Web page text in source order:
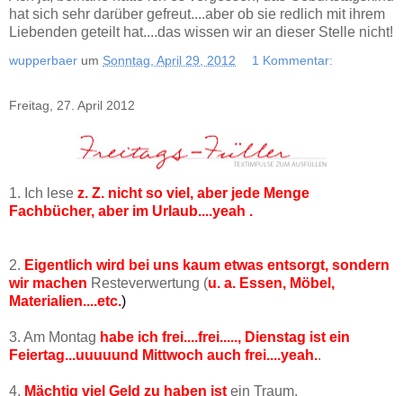
hat sich sehr darüber gefreut....aber ob sie redlich mit ihrem
Liebenden geteilt hat....das wissen wir an dieser Stelle nicht!
wupperbaer um Sonntag, April 29, 2012 1 Kommentar:
Freitag, 27. April 2012
1. Ich lese z. Z. nicht so viel, aber jede Menge
Fachbücher, aber im Urlaub....yeah .
2. Eigentlich wird bei uns kaum etwas entsorgt, sondern
wir machen Resteverwertung (u. a. Essen, Möbel,
Materialien....etc.)
3. Am Montag habe ich frei....frei....., Dienstag ist ein
Feiertag...uuuuund Mittwoch auch frei....yeah..
4. Mächtig viel Geld zu haben istein Traum.